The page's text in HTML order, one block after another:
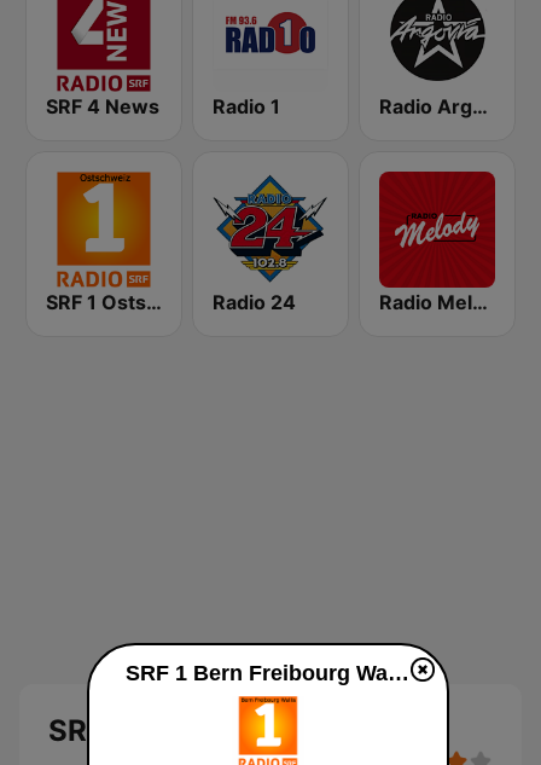
SRF 4 News Radio 1 Radio Argovia
SRF 1 Ostschweiz Radio 24 Radio Melody Schweiz
SRF 1 Bern Freibourg Wallis
SRF 1 Bern Freibourg Wallis live